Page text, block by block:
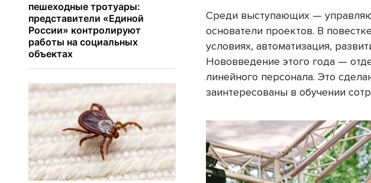
Среди выступающих —
основатели проектов. В
условиях, автоматизация,
Нововведение этого года —
линейного персонала. Это
заинтересованы в обучении